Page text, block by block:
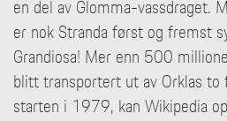
en del av Glomma-vassdraget.
er nok Stranda først og fremst
Grandiosa! Mer enn 500
blitt transportert ut av Orklas to
starten i 1979, kan Wikipedia